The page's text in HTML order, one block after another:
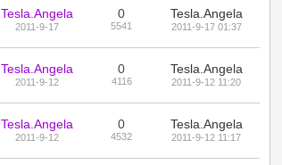
Tesla.Angela
2011-9-17
0
5541
Tesla.Angela
2011-9-17 01:37
Tesla.Angela
2011-9-12
0
4116
Tesla.Angela
2011-9-12 11:20
Tesla.Angela
2011-9-12
0
4532
Tesla.Angela
2011-9-12 11:17